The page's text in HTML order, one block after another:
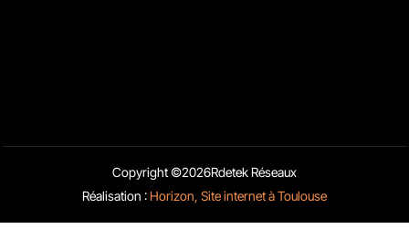
Mentions Légales
Charte d’utilisation des données
Copyright ©2026Rdetek Réseaux
Réalisation : Horizon, Site internet à Toulouse
Appelez-nous
Obtenir un devis